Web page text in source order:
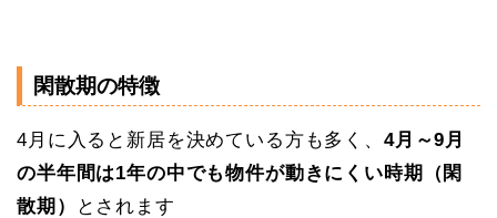
閑散期の特徴
4月に入ると新居を決めている方も多く、 4月～9月
の半年間は1年の中でも物件が動きにくい時期（閑
散期）
とされます